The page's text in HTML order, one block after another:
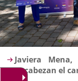
Descripción
Javiera
encabezan el